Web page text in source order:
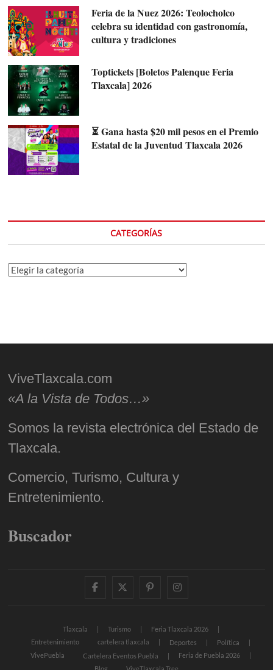
Feria de la Nuez 2026: Teolocholco
celebra su identidad con gastronomía,
cultura y tradiciones
Toptickets [Boletos Palenque Feria
Tlaxcala] 2026
⏳ Gana hasta $20 mil pesos en el Premio
Estatal de la Juventud Tlaxcala 2026
CATEGORÍAS
Categorías
ViveTlaxcala.com
«A la Vista de Todos…»
Somos la revista electrónica del Estado de
Tlaxcala.
Comercio, Turismo, Cultura y
Entretenimiento.
Buscador
facebooktwitter
pinterestinstagram
Tlaxcala Turismo
Feria Tlaxcala 2026
Entretenimiento
cartelera tlaxcala Deportes
Política
VivePuebla
Cartelera Eventos Puebla
Feria de Puebla 2026